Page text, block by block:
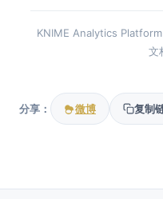
KNIME Analytics
文
分享： 微博 复制